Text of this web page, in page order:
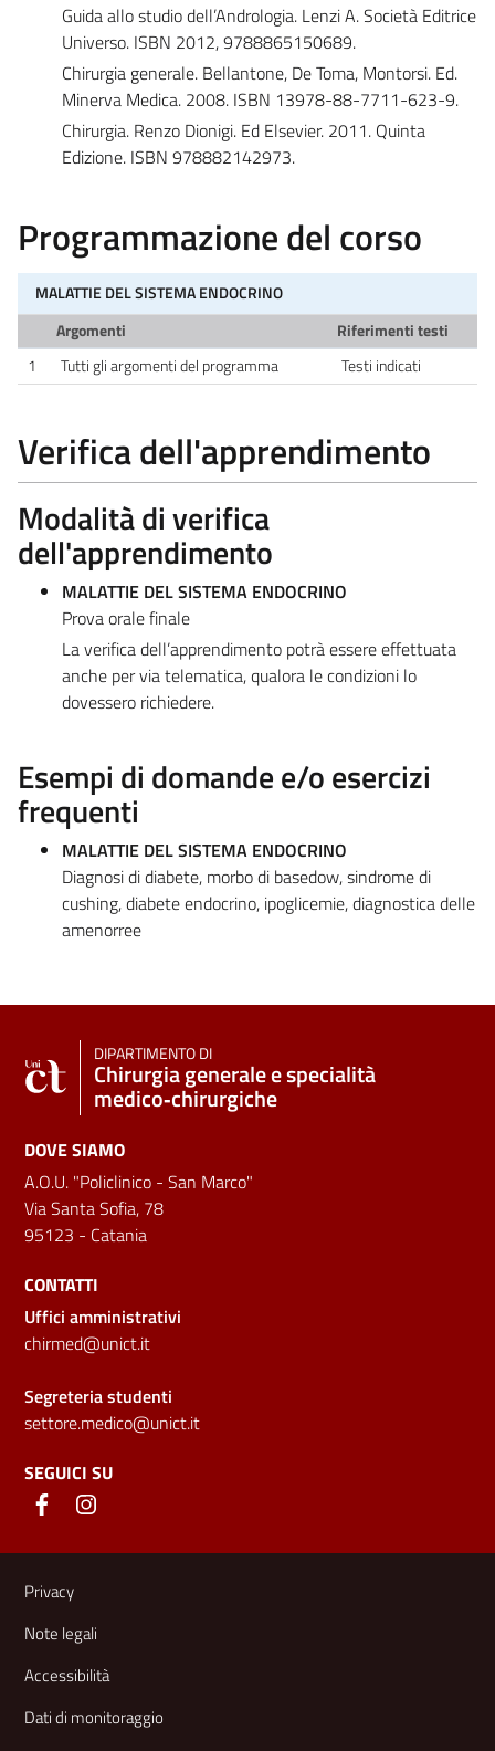
Guida allo studio dell’Andrologia. Lenzi A. Società Editrice
Universo. ISBN 2012, 9788865150689.
Chirurgia generale. Bellantone, De Toma, Montorsi. Ed.
Minerva Medica. 2008. ISBN 13978-88-7711-623-9.
Chirurgia. Renzo Dionigi. Ed Elsevier. 2011. Quinta
Edizione. ISBN 978882142973.
Programmazione del corso
MALATTIE DEL SISTEMA ENDOCRINO
Argomenti
Riferimenti testi
1
Tutti gli argomenti del programma Testi indicati
Verifica dell'apprendimento
Modalità di verifica
dell'apprendimento
MALATTIE DEL SISTEMA ENDOCRINO
Prova orale finale
La verifica dell’apprendimento potrà essere effettuata
anche per via telematica, qualora le condizioni lo
dovessero richiedere.
Esempi di domande e/o esercizi
frequenti
MALATTIE DEL SISTEMA ENDOCRINO
Diagnosi di diabete, morbo di basedow, sindrome di
cushing, diabete endocrino, ipoglicemie, diagnostica delle
amenorree
DIPARTIMENTO DI
Chirurgia generale e specialità
medico‑chirurgiche
DOVE SIAMO
A.O.U. "Policlinico - San Marco"
Via Santa Sofia, 78
95123 - Catania
CONTATTI
Uffici amministrativi
chirmed@unict.it
Segreteria studenti
settore.medico@unict.it
SEGUICI SU
Link e informazioni utili
Privacy
Note legali
Accessibilità
Dati di monitoraggio